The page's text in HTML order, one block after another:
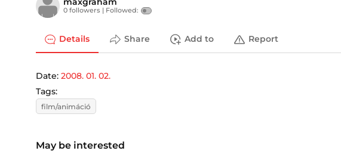
0 followers | Followed:
Details Share Add to Report
Date: 2008. 01. 02.
Tags:
film/animáció
May be interested